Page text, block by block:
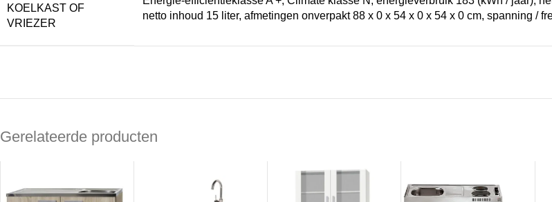
KOELKAST OF
VRIEZER
netto inhoud 15 liter, afmetingen onverpakt 88 x 0 x 54 x 0 x 54 x 0 cm, spanning /
Gerelateerde producten